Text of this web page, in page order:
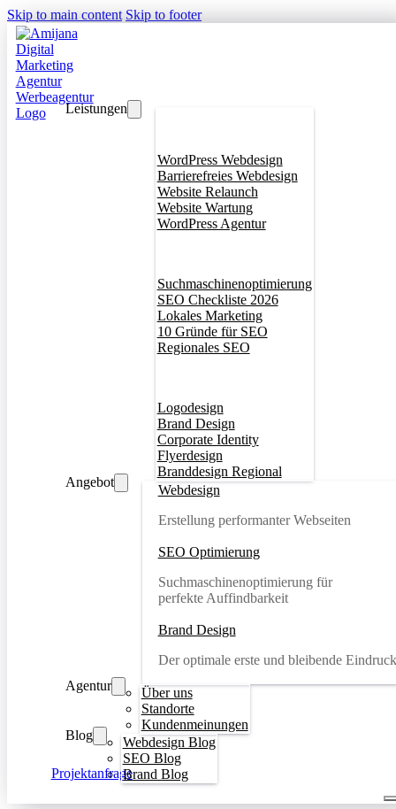
Skip to main content Skip to footer
Leistungen
WordPress Webdesign
Barrierefreies Webdesign
Website Relaunch
Website Wartung
WordPress Agentur
Suchmaschinenoptimierung
SEO Checkliste 2026
Lokales Marketing
10 Gründe für SEO
Regionales SEO
Logodesign
Brand Design
Corporate Identity
Flyerdesign
Branddesign Regional
Angebot
Webdesign
Erstellung performanter Webseiten
SEO Optimierung
Suchmaschinenoptimierung für
perfekte Auffindbarkeit
Brand Design
Der optimale erste und bleibende Eindruck
Agentur
Über uns
Standorte
Kundenmeinungen
Blog
Webdesign Blog
SEO Blog
Brand Blog
Projektanfrage